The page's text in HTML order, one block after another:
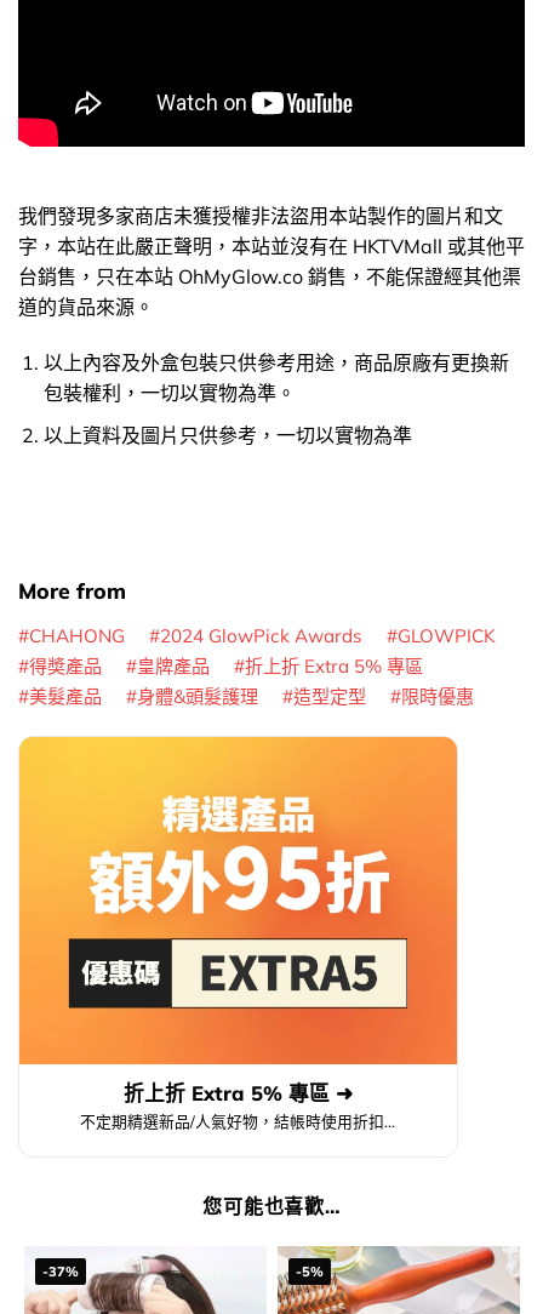
我們發現多家商店未獲授權非法盜用本站製作的圖片和文
字，本站在此嚴正聲明，本站並沒有在 HKTVMall 或其他平
台銷售，只在本站 OhMyGlow.co 銷售，不能保證經其他渠
道的貨品來源。
以上內容及外盒包裝只供參考用途，商品原廠有更換新
包裝權利，一切以實物為準。
以上資料及圖片只供參考，一切以實物為準
More from
CHAHONG 2024 GlowPick Awards
GLOWPICK
得奬產品
皇牌產品
折上折 Extra 5% 專區
美髮產品
身體&頭髮護理 造型定型 限時優惠
折上折 Extra 5% 專區 ➜
不定期精選新品/人氣好物，結帳時使用折扣...
您可能也喜歡…
-37% -5%